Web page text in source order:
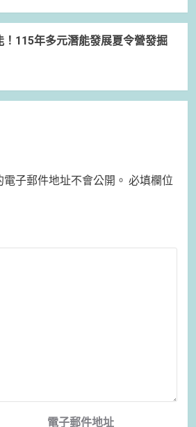
115年多元潛能發展夏令營發掘
子郵件地址不會公開。 必填欄位
電子郵件地址